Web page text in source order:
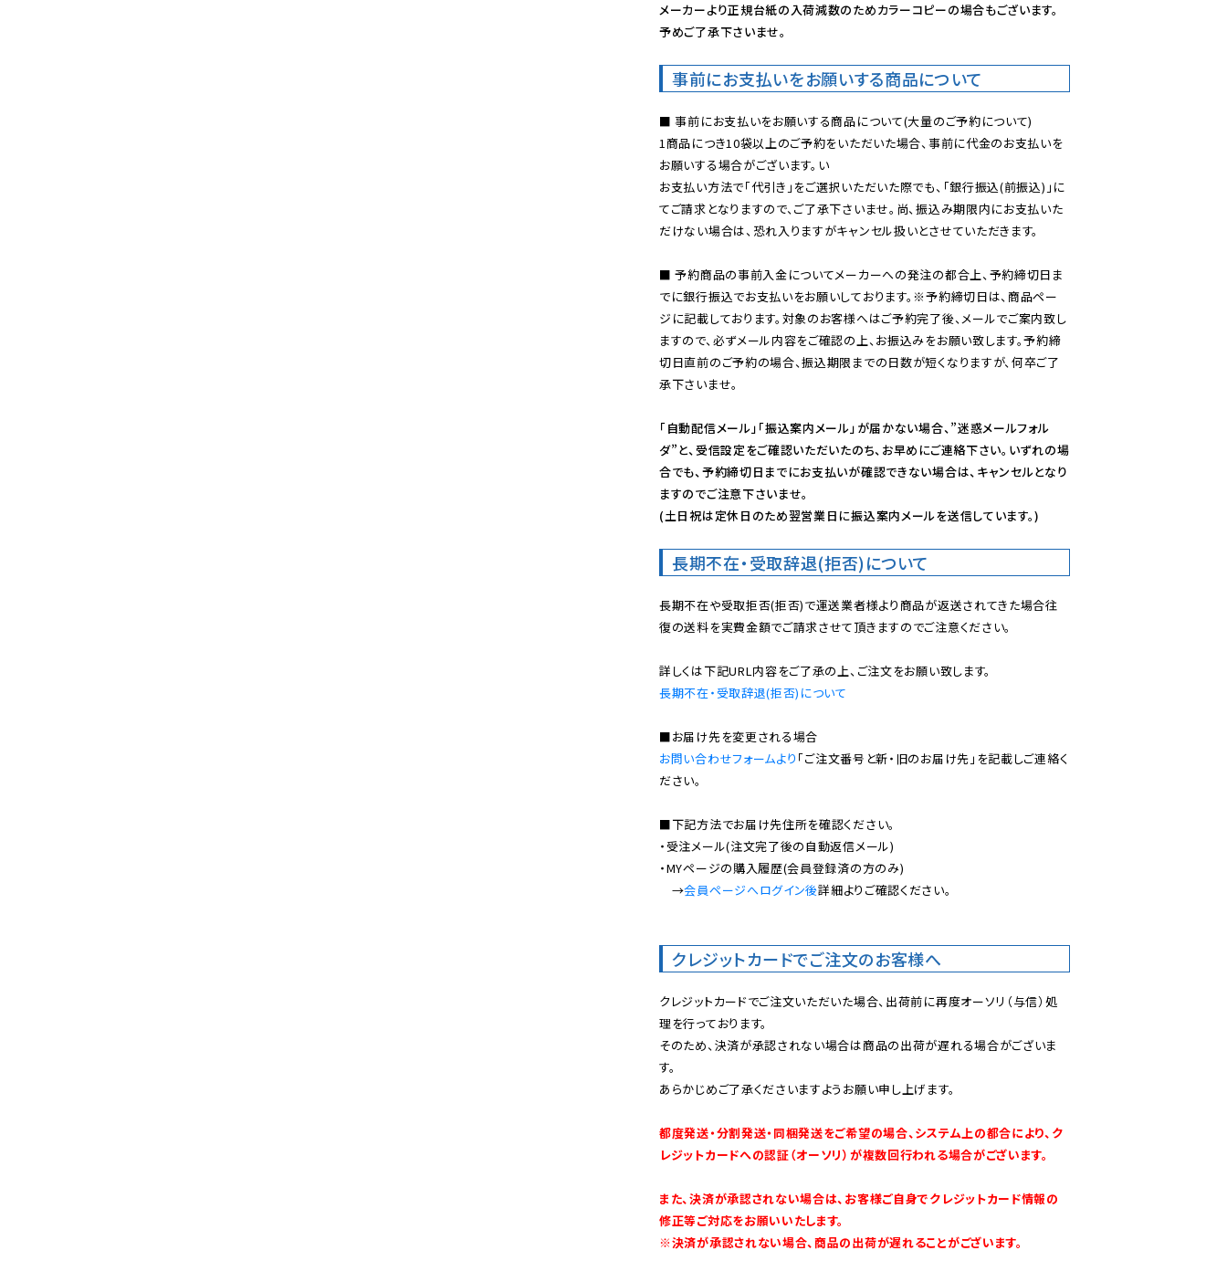
メーカーより正規台紙の入荷減数のためカラーコピーの場合もございます。
予めご了承下さいませ。
事前にお支払いをお願いする商品について
■ 事前にお支払いをお願いする商品について(大量のご予約について)
1商品につき10袋以上のご予約をいただいた場合、事前に代金のお支払いを
お願いする場合がございます。い
お支払い方法で「代引き」をご選択いただいた際でも、「銀行振込(前振込)」に
てご請求となりますので、ご了承下さいませ。尚、振込み期限内にお支払いた
だけない場合は、恐れ入りますがキャンセル扱いとさせていただきます。
■ 予約商品の事前入金についてメーカーへの発注の都合上、予約締切日ま
でに銀行振込でお支払いをお願いしております。※予約締切日は、商品ペー
ジに記載しております。対象のお客様へはご予約完了後、メールでご案内致し
ますので、必ずメール内容をご確認の上、お振込みをお願い致します。予約締
切日直前のご予約の場合、振込期限までの日数が短くなりますが、何卒ご了
承下さいませ。
「自動配信メール」「振込案内メール」が届かない場合、”迷惑メールフォル
ダ”と、受信設定をご確認いただいたのち、お早めにご連絡下さい。いずれの場
合でも、予約締切日までにお支払いが確認できない場合は、キャンセルとなり
ますのでご注意下さいませ。
(土日祝は定休日のため翌営業日に振込案内メールを送信しています。)
長期不在・受取辞退(拒否)について
長期不在や受取拒否(拒否)で運送業者様より商品が返送されてきた場合往
復の送料を実費金額でご請求させて頂きますのでご注意ください。
長期不在・受取辞退(拒否)について
お問い合わせフォームより 「ご注文番号と新・旧のお届け先」を記載しご連絡く
ださい。
■下記方法でお届け先住所を確認ください。
・受注メール(注文完了後の自動返信メール)
・MYページの購入履歴(会員登録済の方のみ)
→会員ページへログイン後詳細よりご確認ください。
クレジットカードでご注文のお客様へ
クレジットカードでご注文いただいた場合、出荷前に再度オーソリ（与信）処
理を行っております。
そのため、決済が承認されない場合は商品の出荷が遅れる場合がございま
す。
あらかじめご了承くださいますようお願い申し上げます。
都度発送・分割発送・同梱発送をご希望の場合、システム上の都合により、ク
レジットカードへの認証（オーソリ）が複数回行われる場合がございます。
また、決済が承認されない場合は、お客様ご自身でクレジットカード情報の
修正等ご対応をお願いいたします。
※決済が承認されない場合、商品の出荷が遅れることがございます。